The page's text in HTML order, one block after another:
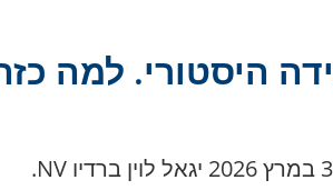
היסטורי. למה